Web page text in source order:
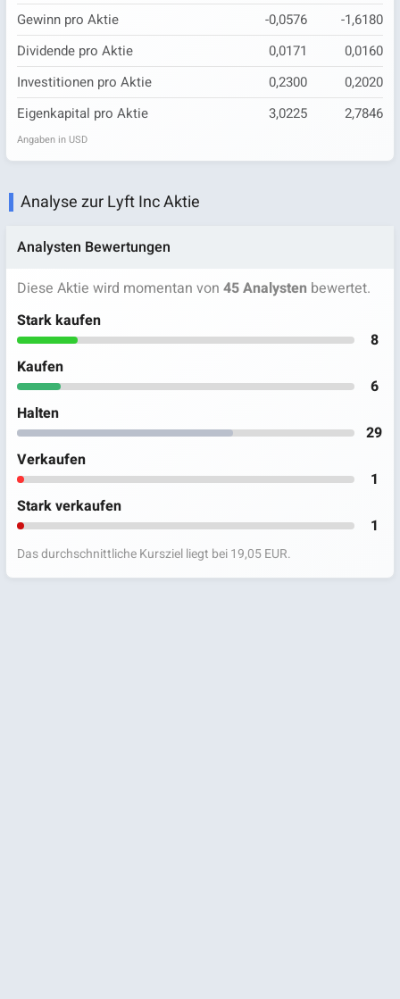
Gewinn pro Aktie
-0,0576
-1,6180
Dividende pro Aktie
0,0171
0,0160
Investitionen pro Aktie
0,2300
0,2020
Eigenkapital pro Aktie
3,0225 2,7846
Angaben in USD
Analyse zur Lyft Inc Aktie
Analysten Bewertungen
Diese Aktie wird momentan von 45 Analysten bewertet.
Stark kaufen
8
Kaufen
6
Halten
29
Verkaufen
1
Stark verkaufen
1
Das durchschnittliche Kursziel liegt bei 19,05 EUR.